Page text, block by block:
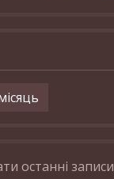
останні записи